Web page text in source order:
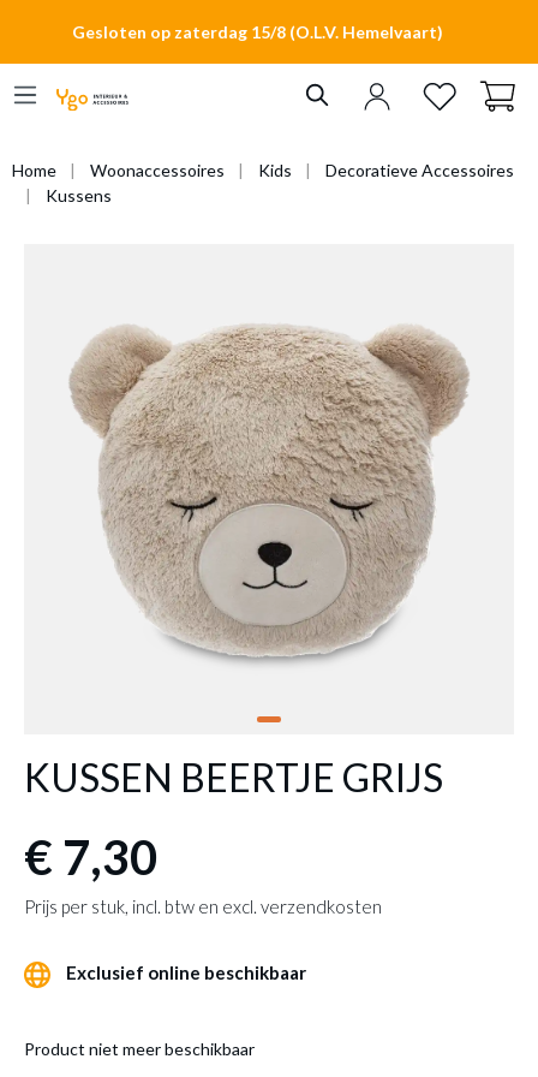
Gesloten op zaterdag 15/8 (O.L.V. Hemelvaart)
Home Woonaccessoires Kids
Decoratieve Accessoires
Kussens
KUSSEN BEERTJE GRIJS
€ 7,30
Prijs per stuk, incl. btw en excl. verzendkosten
Exclusief online beschikbaar
Product niet meer beschikbaar